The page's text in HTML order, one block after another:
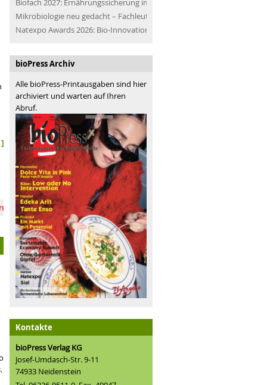
]
Biofach 2026: zwischen Vision und Marktrealität
Laborfleisch & Co.: grüne Lösungen?
Mikrobiologie neu gedacht – Fachleute der Branche treffen
Natexpo Awards 2026: Bio-Innovationen für alle
bioPress Archiv
Alle bioPress-Printausgaben sind hier
archiviert und warten auf Ihren
Abruf.
Kontakte
bioPress Verlag KG
Josef-Umdasch-Str. 9-11
74933 Neidenstein